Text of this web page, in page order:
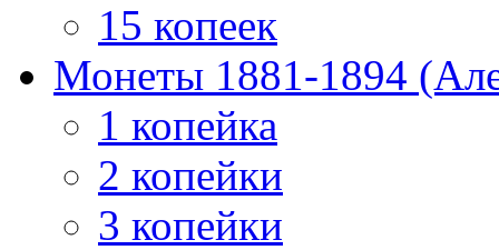
15 копеек
Монеты 1881-1894
1 копейка
2 копейки
3 копейки